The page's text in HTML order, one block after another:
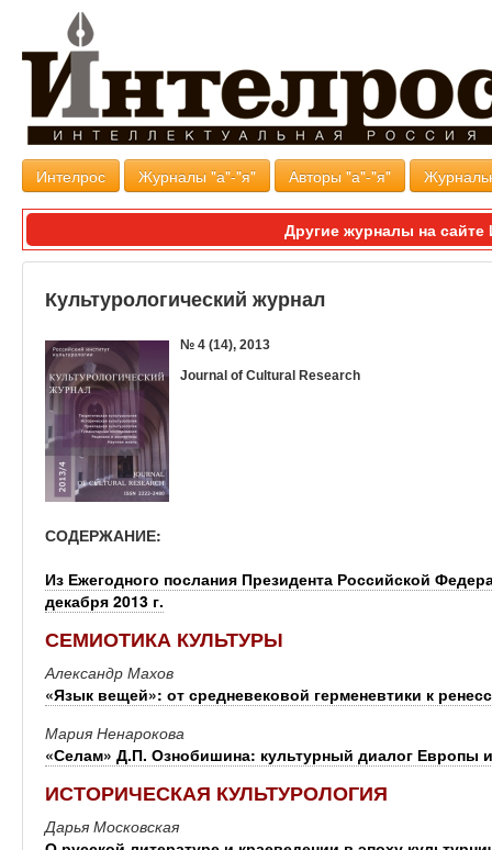
Интелрос Журналы "а"-"я" Авторы "а"-"я"
Другие журналы на
Культурологический журнал
№ 4 (14), 2013
Journal of Cultural Research
СОДЕРЖАНИЕ:
Из Ежегодного послания Президента Российской
декабря 2013 г.
СЕМИОТИКА КУЛЬТУРЫ
Александр Махов
«Язык вещей»: от средневековой герменевтики к
Мария Ненарокова
«Селам» Д.П. Ознобишина: культурный диалог Европы
ИСТОРИЧЕСКАЯ КУЛЬТУРОЛОГИЯ
Дарья Московская